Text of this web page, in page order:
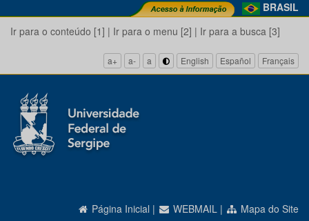
BRASIL
Ir para o conteúdo [1] | Ir para o menu [2] | Ir para a busca [3]
a+ a- a English Español Français
Página Inicial | WEBMAIL | Mapa do Site